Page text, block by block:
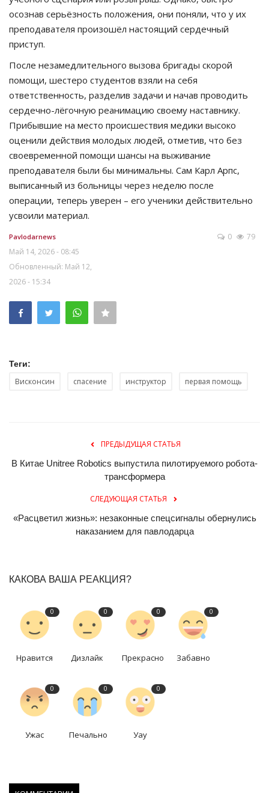
осознав серьёзность положения, они поняли, что у их
преподавателя произошёл настоящий сердечный
приступ.
После незамедлительного вызова бригады скорой
помощи, шестеро студентов взяли на себя
ответственность, разделив задачи и начав проводить
сердечно-лёгочную реанимацию своему наставнику.
Прибывшие на место происшествия медики высоко
оценили действия молодых людей, отметив, что без
своевременной помощи шансы на выживание
преподавателя были бы минимальны. Сам Карл Арпс,
выписанный из больницы через неделю после
операции, теперь уверен – его ученики действительно
усвоили материал.
Pavlodarnews
Май 14, 2026 - 08:45
Обновленный: Май 12,
2026 - 15:34
0 79
Теги:
Висконсин спасение инструктор первая помощь
ПРЕДЫДУЩАЯ СТАТЬЯ
В Китае Unitree Robotics выпустила пилотируемого робота-
трансформера
СЛЕДУЮЩАЯ СТАТЬЯ
«Расцветил жизнь»: незаконные спецсигналы обернулись
наказанием для павлодарца
КАКОВА ВАША РЕАКЦИЯ?
0
Нравится
0
Дизлайк
0
Прекрасно
0
Забавно
0
Ужас
0
Печально
0
Уау